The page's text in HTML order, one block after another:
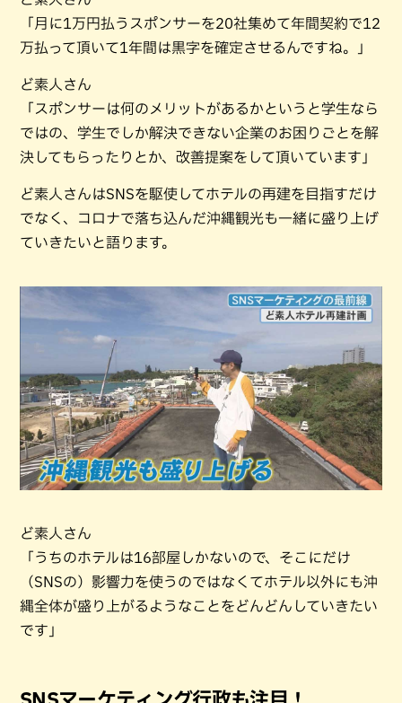
「月に1万円払うスポンサーを20社集めて年間契約で12
万払って頂いて1年間は黒字を確定させるんですね。」
ど素人さん
「スポンサーは何のメリットがあるかというと学生なら
ではの、学生でしか解決できない企業のお困りごとを解
決してもらったりとか、改善提案をして頂いています」
ど素人さんはSNSを駆使してホテルの再建を目指すだけ
でなく、コロナで落ち込んだ沖縄観光も一緒に盛り上げ
ていきたいと語ります。
ど素人さん
「うちのホテルは16部屋しかないので、そこにだけ
（SNSの）影響力を使うのではなくてホテル以外にも沖
縄全体が盛り上がるようなことをどんどんしていきたい
です」